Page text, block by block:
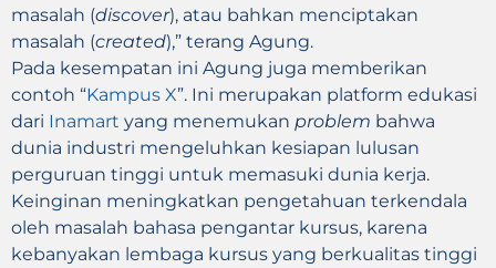
masalah (discover), atau bahkan menciptakan
masalah (created),” terang Agung.
Pada kesempatan ini Agung juga memberikan
contoh “Kampus X”. Ini merupakan platform edukasi
dari Inamart yang menemukan problem bahwa
dunia industri mengeluhkan kesiapan lulusan
perguruan tinggi untuk memasuki dunia kerja.
Keinginan meningkatkan pengetahuan terkendala
oleh masalah bahasa pengantar kursus, karena
kebanyakan lembaga kursus yang berkualitas tinggi